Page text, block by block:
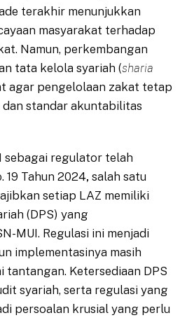
terakhir menunjukkan
masyarakat terhadap
Namun, perkembangan
tata kelola syariah (sharia
agar pengelolaan zakat tetap
standar akuntabilitas
sebagai regulator telah
19 Tahun 2024, salah satu
setiap LAZ memiliki
(DPS) yang
MUI. Regulasi ini menjadi
implementasinya masih
tantangan. Ketersediaan DPS
syariah, serta regulasi yang
persoalan krusial yang perlu